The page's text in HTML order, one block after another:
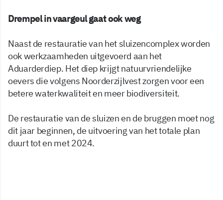
Drempel in vaargeul gaat ook weg
Naast de restauratie van het sluizencomplex worden
ook werkzaamheden uitgevoerd aan het
Aduarderdiep. Het diep krijgt natuurvriendelijke
oevers die volgens Noorderzijlvest zorgen voor een
betere waterkwaliteit en meer biodiversiteit.
De restauratie van de sluizen en de bruggen moet nog
dit jaar beginnen, de uitvoering van het totale plan
duurt tot en met 2024.